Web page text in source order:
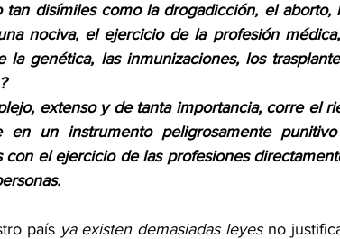
tan disímiles como la drogadicción, el aborto,
nociva, el ejercicio de la profesión
genética, las inmunizaciones, los
extenso y de tanta importancia, corre el
en un instrumento peligrosamente
con el ejercicio de las profesiones
país ya existen demasiadas leyes no